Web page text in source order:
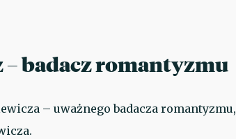
badacz romantyzmu
– uważnego badacza romantyzmu,